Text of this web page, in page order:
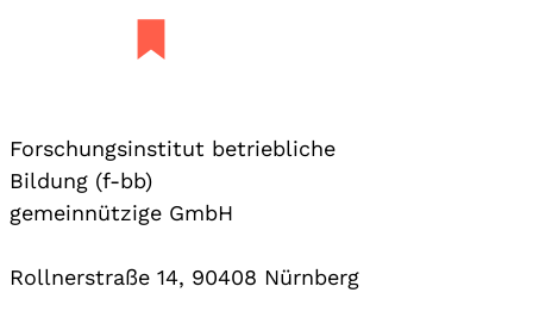
Forschungsinstitut betriebliche
Bildung (f-bb)
gemeinnützige GmbH
Rollnerstraße 14, 90408 Nürnberg